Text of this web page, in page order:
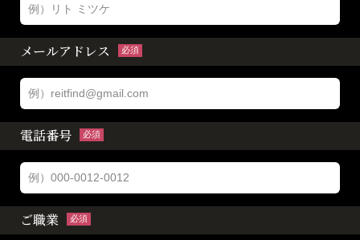
メールアドレス 必須
電話番号 必須
ご職業 必須